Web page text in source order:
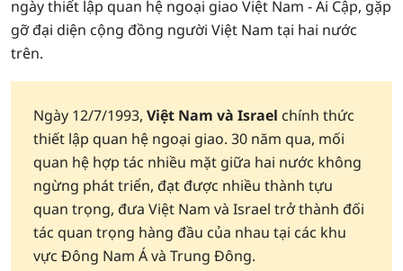
ngày thiết lập quan hệ ngoại giao Việt Nam - Ai Cập, gặp
gỡ đại diện cộng đồng người Việt Nam tại hai nước
trên.
Ngày 12/7/1993, Việt Nam và Israel chính thức
thiết lập quan hệ ngoại giao. 30 năm qua, mối
quan hệ hợp tác nhiều mặt giữa hai nước không
ngừng phát triển, đạt được nhiều thành tựu
quan trọng, đưa Việt Nam và Israel trở thành đối
tác quan trọng hàng đầu của nhau tại các khu
vực Đông Nam Á và Trung Đông.